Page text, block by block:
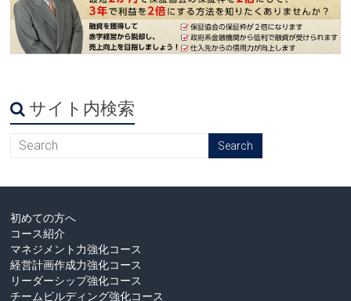
サイト内検索
初めての方へ
コース紹介
マネジメント力強化コース
経営計画作成力強化コース
リーダーシップ強化コース
チームビルディング強化コース